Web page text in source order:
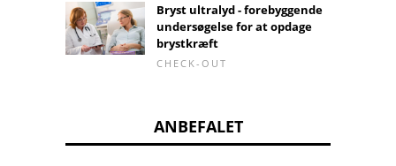
Bryst ultralyd - forebyggende
undersøgelse for at opdage
brystkræft
CHECK-OUT
ANBEFALET